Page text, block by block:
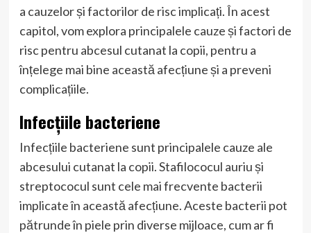
a cauzelor și factorilor de risc implicați. În acest
capitol, vom explora principalele cauze și factori de
risc pentru abcesul cutanat la copii, pentru a
înțelege mai bine această afecțiune și a preveni
complicațiile.
Infecțiile bacteriene
Infecțiile bacteriene sunt principalele cauze ale
abcesului cutanat la copii. Stafilococul auriu și
streptococul sunt cele mai frecvente bacterii
implicate în această afecțiune. Aceste bacterii pot
pătrunde în piele prin diverse mijloace, cum ar fi